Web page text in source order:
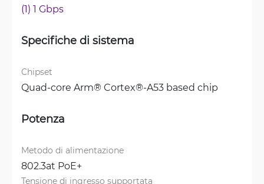
(1) 1 Gbps
Specifiche di sistema
Chipset
Quad-core Arm® Cortex®-A53 based chip
Potenza
Metodo di alimentazione
802.3at PoE+
Tensione di ingresso supportata